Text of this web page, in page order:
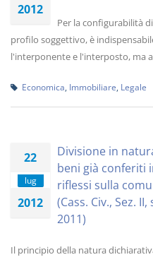
2012
Per la configurabilità
profilo soggettivo, è
l'interponente e l'interposto, ma
Economica Immobiliare Legale
22
lug
2012
Divisione in
beni già conferiti
riflessi sulla
(Cass. Civ., Sez.
2011)
Il principio della natura